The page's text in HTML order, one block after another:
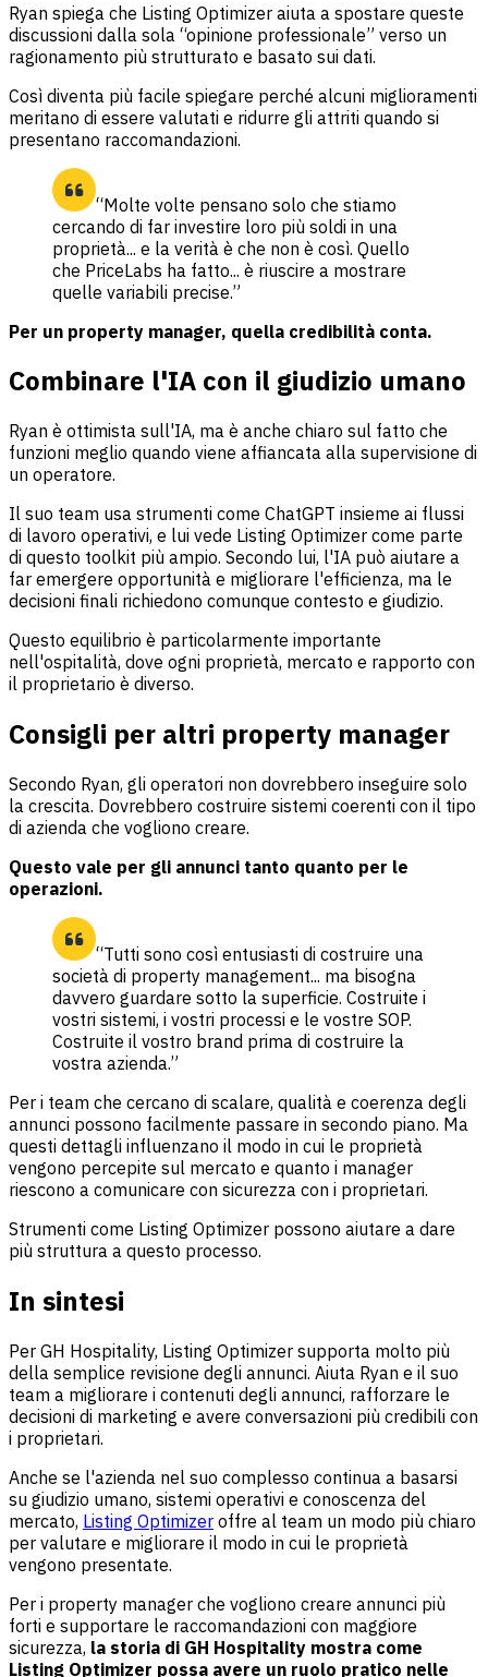
Ryan spiega che Listing Optimizer aiuta a spostare queste
discussioni dalla sola “opinione professionale” verso un
ragionamento più strutturato e basato sui dati.
Così diventa più facile spiegare perché alcuni miglioramenti
meritano di essere valutati e ridurre gli attriti quando si
presentano raccomandazioni.
“Molte volte pensano solo che stiamo
cercando di far investire loro più soldi in una
proprietà... e la verità è che non è così. Quello
che PriceLabs ha fatto... è riuscire a mostrare
quelle variabili precise.”
Per un property manager, quella credibilità conta.
Combinare l'IA con il giudizio umano
Ryan è ottimista sull'IA, ma è anche chiaro sul fatto che
funzioni meglio quando viene affiancata alla supervisione di
un operatore.
Il suo team usa strumenti come ChatGPT insieme ai flussi
di lavoro operativi, e lui vede Listing Optimizer come parte
di questo toolkit più ampio. Secondo lui, l'IA può aiutare a
far emergere opportunità e migliorare l'efficienza, ma le
decisioni finali richiedono comunque contesto e giudizio.
Questo equilibrio è particolarmente importante
nell'ospitalità, dove ogni proprietà, mercato e rapporto con
il proprietario è diverso.
Consigli per altri property manager
Secondo Ryan, gli operatori non dovrebbero inseguire solo
la crescita. Dovrebbero costruire sistemi coerenti con il tipo
di azienda che vogliono creare.
Questo vale per gli annunci tanto quanto per le
operazioni.
“Tutti sono così entusiasti di costruire una
società di property management... ma bisogna
davvero guardare sotto la superficie. Costruite i
vostri sistemi, i vostri processi e le vostre SOP.
Costruite il vostro brand prima di costruire la
vostra azienda.”
Per i team che cercano di scalare, qualità e coerenza degli
annunci possono facilmente passare in secondo piano. Ma
questi dettagli influenzano il modo in cui le proprietà
vengono percepite sul mercato e quanto i manager
riescono a comunicare con sicurezza con i proprietari.
Strumenti come Listing Optimizer possono aiutare a dare
più struttura a questo processo.
In sintesi
Per GH Hospitality, Listing Optimizer supporta molto più
della semplice revisione degli annunci. Aiuta Ryan e il suo
team a migliorare i contenuti degli annunci, rafforzare le
decisioni di marketing e avere conversazioni più credibili con
i proprietari.
Anche se l'azienda nel suo complesso continua a basarsi
su giudizio umano, sistemi operativi e conoscenza del
mercato, Listing Optimizer offre al team un modo più chiaro
per valutare e migliorare il modo in cui le proprietà
vengono presentate.
Per i property manager che vogliono creare annunci più
forti e supportare le raccomandazioni con maggiore
sicurezza, la storia di GH Hospitality mostra come
Listing Optimizer possa avere un ruolo pratico nelle